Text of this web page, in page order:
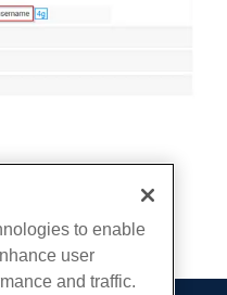
Copie URL
to enable
user
and traffic.